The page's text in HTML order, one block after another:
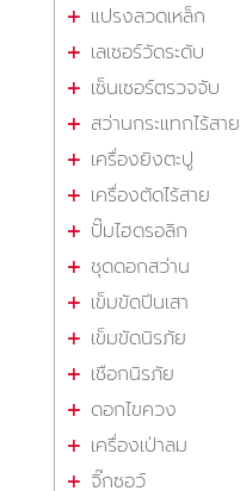
แปรงลวดเหล็ก
เลเซอร์วัดระดับ
เซ็นเซอร์ตรวจจับ
สว่านกระแทกไร้สาย
เครื่องยิงตะปู
เครื่องตัดไร้สาย
ปั๊มไฮดรอลิก
ชุดดอกสว่าน
เข็มขัดปีนเสา
เข็มขัดนิรภัย
เชือกนิรภัย
ดอกไขควง
เครื่องเป่าลม
จิ๊กซอว์